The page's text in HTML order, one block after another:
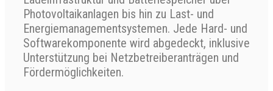
Photovoltaikanlagen bis hin zu Last- und
Energiemanagementsystemen. Jede Hard- und
Softwarekomponente wird abgedeckt, inklusive
Unterstützung bei Netzbetreiberanträgen und
Fördermöglichkeiten.